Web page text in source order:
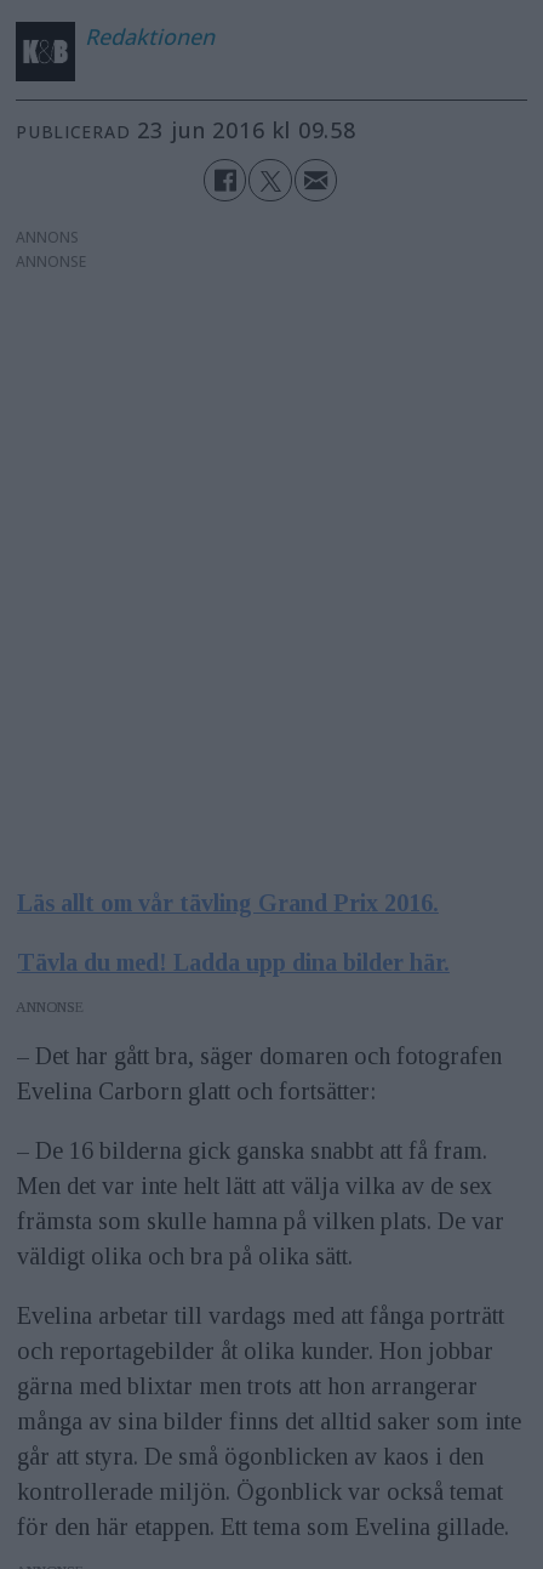
Redaktionen
PUBLICERAD 23 jun 2016 kl 09.58
ANNONS
Läs allt om vår tävling Grand Prix 2016.
Tävla du med! Ladda upp dina bilder här.
ANNONS
– Det har gått bra, säger domaren och fotografen
Evelina Carborn glatt och fortsätter:
– De 16 bilderna gick ganska snabbt att få fram.
Men det var inte helt lätt att välja vilka av de sex
främsta som skulle hamna på vilken plats. De var
väldigt olika och bra på olika sätt.
Evelina arbetar till vardags med att fånga porträtt
och reportagebilder åt olika kunder. Hon jobbar
gärna med blixtar men trots att hon arrangerar
många av sina bilder finns det alltid saker som inte
går att styra. De små ögonblicken av kaos i den
kontrollerade miljön. Ögonblick var också temat
för den här etappen. Ett tema som Evelina gillade.